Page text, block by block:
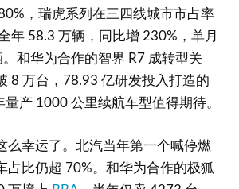
，瑞虎系列在三四线城市市占率
年 58.3 万辆，同比增 230%，单月
和华为合作的智界 R7 成转型关
8 万台，78.93 亿研发投入打造的
产 1000 公里续航车型值得期待。
么幸运了。北汽当年第一个喊停燃
占比仍超 70%。和华为合作的极狐